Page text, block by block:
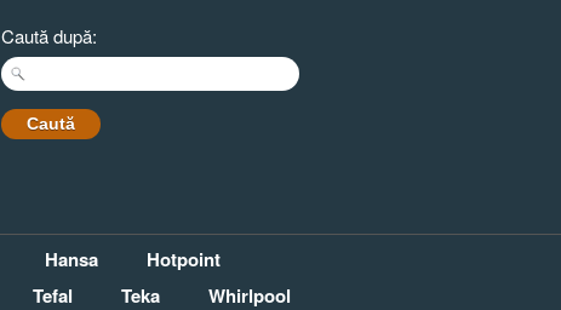
Caută după:
Hansa
Hotpoint
Tefal Teka
Whirlpool